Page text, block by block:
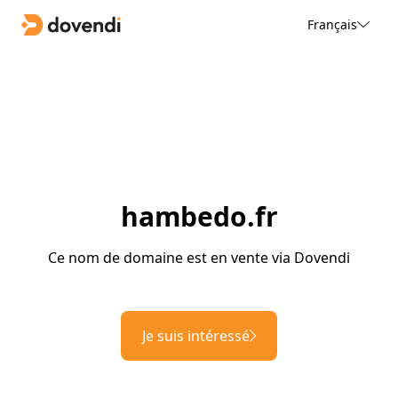
Français
hambedo.fr
Ce nom de domaine est en vente via Dovendi
Je suis intéressé